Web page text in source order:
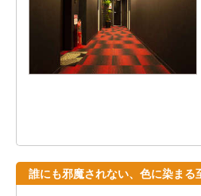
誰にも邪魔されない、色に染ま